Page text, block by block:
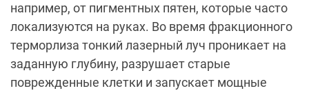
например, от пигментных пятен, которые часто
локализуются на руках. Во время фракционного
терморлиза тонкий лазерный луч проникает на
заданную глубину, разрушает старые
поврежденные клетки и запускает мощные